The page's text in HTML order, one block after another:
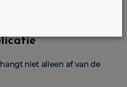
niet alleen af van de